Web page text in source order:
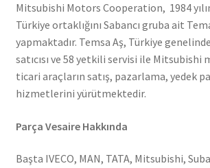
Mitsubishi Motors Cooperation, 1984
Türkiye ortaklığını Sabancı gruba ait
yapmaktadır. Temsa Aş, Türkiye
satıcısı ve 58 yetkili servisi ile Mitsubishi
ticari araçların satış, pazarlama, yedek
hizmetlerini yürütmektedir.
Parça Vesaire Hakkında
Başta IVECO, MAN, TATA, Mitsubishi,